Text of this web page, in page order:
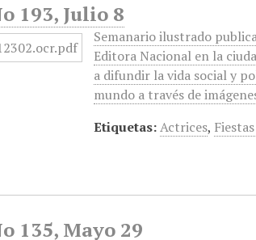
193, Julio 8
Semanario ilustrado
Editora Nacional en la
a difundir la vida social y
mundo a través de
Etiquetas:Actrices,
135, Mayo 29